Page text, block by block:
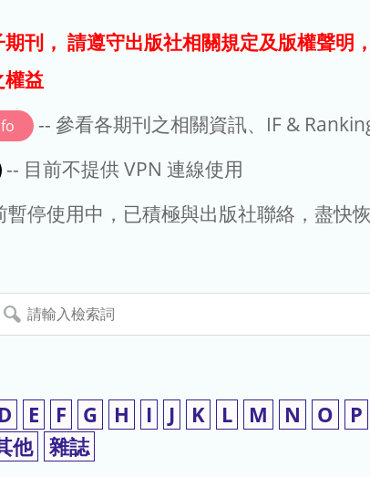
刊， 請遵守出版社相關規定及版權聲明
權益
-- 參看各期刊之相關資訊、IF &
-- 目前不提供 VPN 連線使用
暫停使用中，已積極與出版社聯絡，盡快
索
D E F G H I J K L M N O P
他 雜誌